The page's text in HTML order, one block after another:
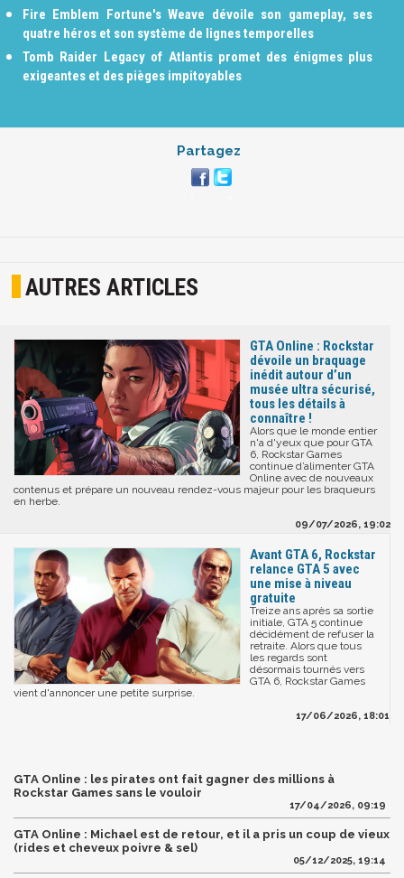
Fire Emblem Fortune's Weave dévoile son gameplay, ses
quatre héros et son système de lignes temporelles
Tomb Raider Legacy of Atlantis promet des énigmes plus
exigeantes et des pièges impitoyables
Partagez
AUTRES ARTICLES
GTA Online : Rockstar
dévoile un braquage
inédit autour d’un
musée ultra sécurisé,
tous les détails à
connaître !
Alors que le monde entier
n'a d'yeux que pour GTA
6, Rockstar Games
continue d’alimenter GTA
Online avec de nouveaux
contenus et prépare un nouveau rendez-vous majeur pour les braqueurs
en herbe.
09/07/2026, 19:02
Avant GTA 6, Rockstar
relance GTA 5 avec
une mise à niveau
gratuite
Treize ans après sa sortie
initiale, GTA 5 continue
décidément de refuser la
retraite. Alors que tous
les regards sont
désormais tournés vers
GTA 6, Rockstar Games
vient d'annoncer une petite surprise.
17/06/2026, 18:01
GTA Online : les pirates ont fait gagner des millions à
Rockstar Games sans le vouloir
17/04/2026, 09:19
GTA Online : Michael est de retour, et il a pris un coup de vieux
(rides et cheveux poivre & sel)
05/12/2025, 19:14